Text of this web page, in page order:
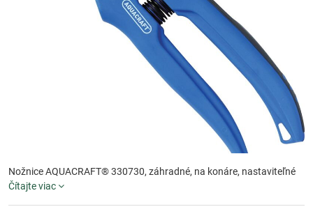
Nožnice AQUACRAFT® 330730, záhradné, na konáre, nastaviteľné
Čítajte viac